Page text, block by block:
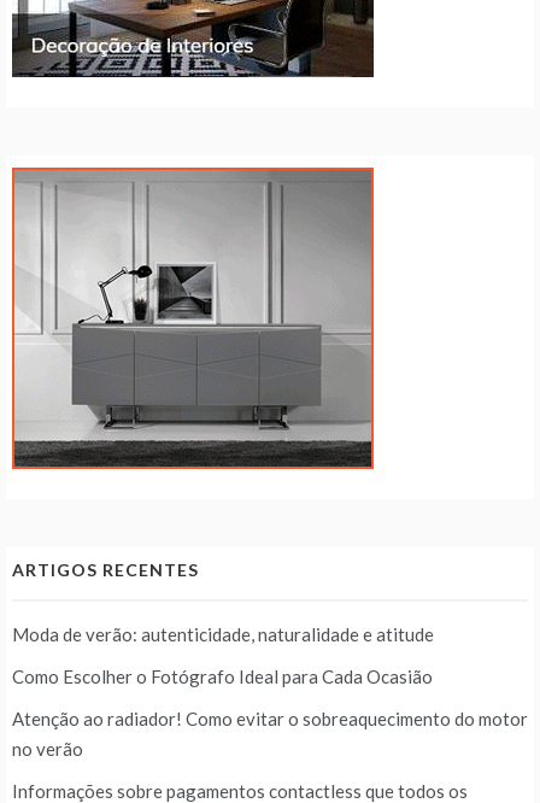
ARTIGOS RECENTES
Moda de verão: autenticidade, naturalidade e atitude
Como Escolher o Fotógrafo Ideal para Cada Ocasião
Atenção ao radiador! Como evitar o sobreaquecimento do motor
no verão
Informações sobre pagamentos contactless que todos os